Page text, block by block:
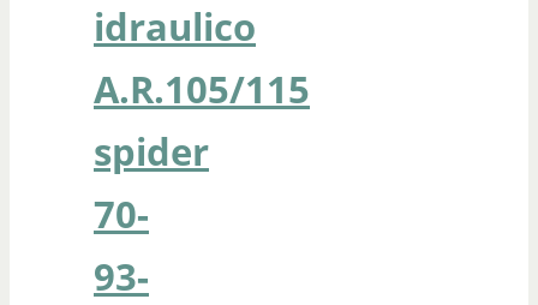
idraulico
A.R.105/115
spider
70-
93-